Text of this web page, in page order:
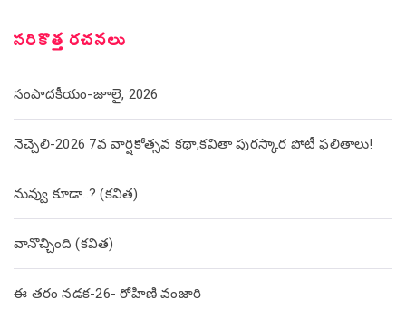
సరికొత్త రచనలు
సంపాదకీయం-జూలై, 2026
నెచ్చెలి-2026 7వ వార్షికోత్సవ కథా,కవితా పురస్కార పోటీ ఫలితాలు!
నువ్వు కూడా..? (కవిత)
వానొచ్చింది (కవిత)
ఈ తరం నడక-26- రోహిణి వంజారి